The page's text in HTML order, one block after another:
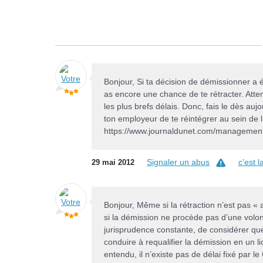
Bonjour, Si ta décision de démissionner a
as encore une chance de te rétracter.
les plus brefs délais. Donc, fais le dès
ton employeur de te réintégrer au sein de
https://www.journaldunet.com/
29 mai 2012 Signaler un abus c’est
Bonjour, Même si la rétraction n’est pas
si la démission ne procède pas d’une
jurisprudence constante, de considérer
conduire à requalifier la démission en un
entendu, il n’existe pas de délai fixé par